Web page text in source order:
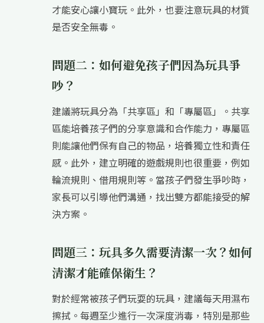
才能安心讓小寶玩。此外，也要注意玩具的材質
是否安全無毒。
問題二：如何避免孩子們因為玩具爭
吵？
建議將玩具分為「共享區」和「專屬區」。共享
區能培養孩子們的分享意識和合作能力，專屬區
則能讓他們保有自己的物品，培養獨立性和責任
感。此外，建立明確的遊戲規則也很重要，例如
輪流規則、借用規則等。當孩子們發生爭吵時，
家長可以引導他們溝通，找出雙方都能接受的解
決方案。
問題三：玩具多久需要清潔一次？如何
清潔才能確保衛生？
對於經常被孩子們玩耍的玩具，建議每天用濕布
擦拭。每週至少進行一次深度消毒，特別是那些